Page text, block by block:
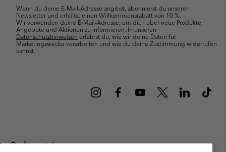
Wenn du deine E-Mail-Adresse angibst, abonnierst du unseren
Newsletter und erhältst einen Willkommensrabatt von 10 %.
Wir verwenden deine E-Mail-Adresse, um dich über neue Produkte,
Angebote und Aktionen zu informieren. In unseren
Datenschutzhinweisen erfährst du, wie wir deine Daten für
Marketingzwecke verarbeiten und wie du deine Zustimmung widerrufen
kannst.
Österreich